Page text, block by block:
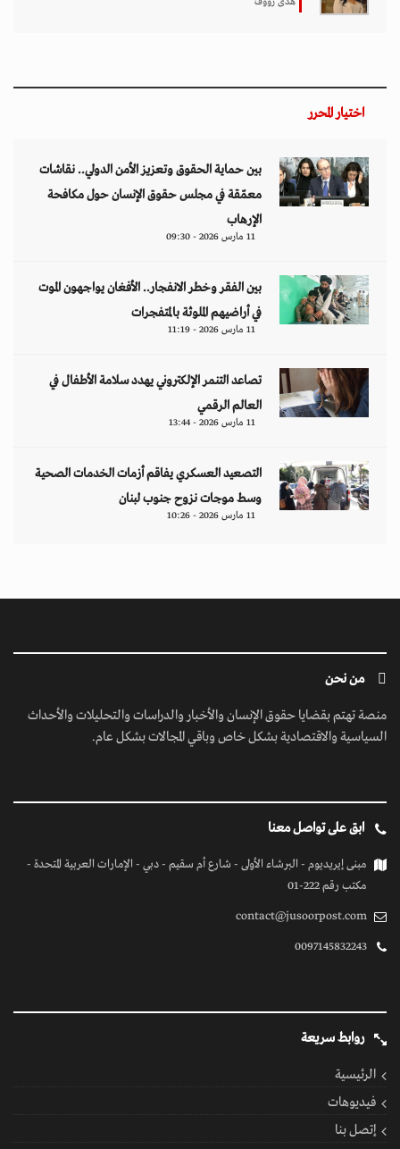
اختيار المحرر
بين حماية الحقوق وتعزيز الأمن الدولي.. نقاشات
معمّقة في مجلس حقوق الإنسان حول مكافحة
الإرهاب
11 مارس 2026 - 09:30
بين الفقر وخطر الانفجار.. الأفغان يواجهون الموت
في أراضيهم الملوثة بالمتفجرات
11 مارس 2026 - 11:19
تصاعد التنمر الإلكتروني يهدد سلامة الأطفال في
العالم الرقمي
11 مارس 2026 - 13:44
التصعيد العسكري يفاقم أزمات الخدمات الصحية
وسط موجات نزوح جنوب لبنان
11 مارس 2026 - 10:26
من نحن
منصة تهتم بقضايا حقوق الإنسان والأخبار والدراسات والتحليلات والأحداث
السياسية والاقتصادية بشكل خاص وباقي المجالات بشكل عام.
ابق على تواصل معنا
مبنى إيريديوم - البرشاء الأولى - شارع أم سقيم - دبي - الإمارات العربية المتحدة -
مكتب رقم 222-01
contact@jusoorpost.com
0097145832243
روابط سريعة
الرئيسية
فيديوهات
إتصل بنا